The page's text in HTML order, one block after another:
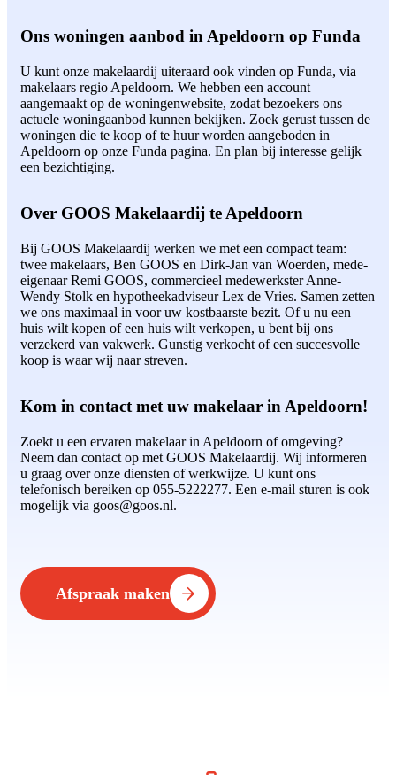
Ons woningen aanbod in Apeldoorn op Funda
U kunt onze makelaardij uiteraard ook vinden op Funda, via
makelaars regio Apeldoorn. We hebben een account
aangemaakt op de woningenwebsite, zodat bezoekers ons
actuele woningaanbod kunnen bekijken. Zoek gerust tussen de
woningen die te koop of te huur worden aangeboden in
Apeldoorn op onze Funda pagina. En plan bij interesse gelijk
een bezichtiging.
Over GOOS Makelaardij te Apeldoorn
Bij GOOS Makelaardij werken we met een compact team:
twee makelaars, Ben GOOS en Dirk-Jan van Woerden, mede-
eigenaar Remi GOOS, commercieel medewerkster Anne-
Wendy Stolk en hypotheekadviseur Lex de Vries. Samen zetten
we ons maximaal in voor uw kostbaarste bezit. Of u nu een
huis wilt kopen of een huis wilt verkopen, u bent bij ons
verzekerd van vakwerk. Gunstig verkocht of een succesvolle
koop is waar wij naar streven.
Kom in contact met uw makelaar in Apeldoorn!
Zoekt u een ervaren makelaar in Apeldoorn of omgeving?
Neem dan contact op met GOOS Makelaardij. Wij informeren
u graag over onze diensten of werkwijze. U kunt ons
telefonisch bereiken op 055-5222277. Een e-mail sturen is ook
mogelijk via goos@goos.nl.
Afspraak maken